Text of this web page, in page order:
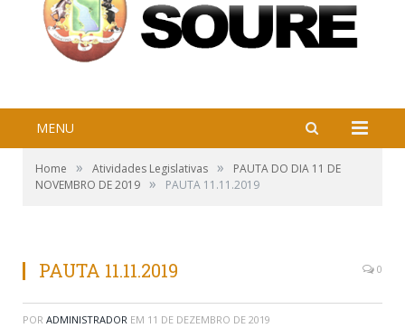
MENU
Home » Atividades Legislativas »
PAUTA DO DIA 11 DE
NOVEMBRO DE 2019 » PAUTA 11.11.2019
PAUTA 11.11.2019 0
POR ADMINISTRADOR EM 11 DE DEZEMBRO DE 2019